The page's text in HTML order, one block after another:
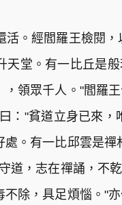
活。經閻羅王檢閱
天堂。有一比丘是
領眾千人。"閻羅
："貧道立身已來
處。有一比邱雲是
道，志在禪誦，不
不除，具足煩惱。"